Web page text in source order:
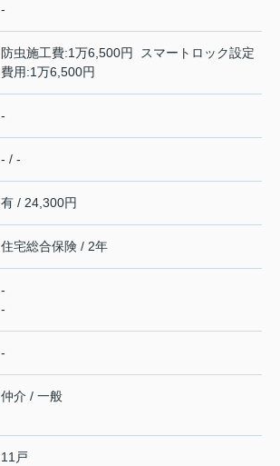
-
防虫施工費:1万6,500円 スマートロック設定
費用:1万6,500円
-
- / -
有 / 24,300円
住宅総合保険 / 2年
-
-
-
仲介 / 一般
11戸